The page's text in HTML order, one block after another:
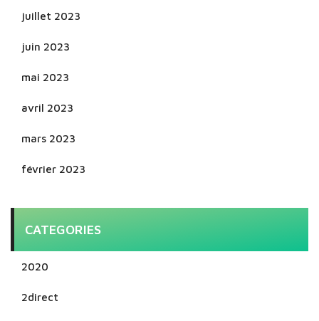
juillet 2023
juin 2023
mai 2023
avril 2023
mars 2023
février 2023
CATEGORIES
2020
2direct